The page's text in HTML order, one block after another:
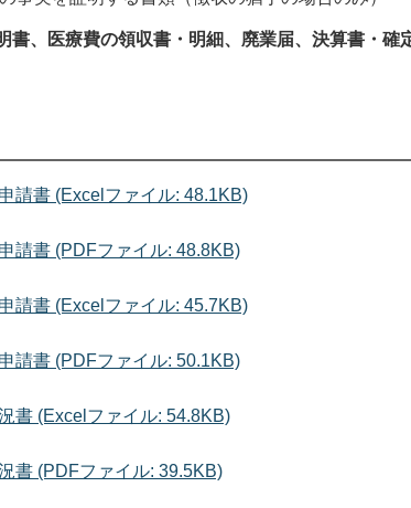
書、医療費の領収書・明細、廃業届、決算書・確
請書 (Excelファイル: 48.1KB)
請書 (PDFファイル: 48.8KB)
請書 (Excelファイル: 45.7KB)
請書 (PDFファイル: 50.1KB)
書 (Excelファイル: 54.8KB)
書 (PDFファイル: 39.5KB)